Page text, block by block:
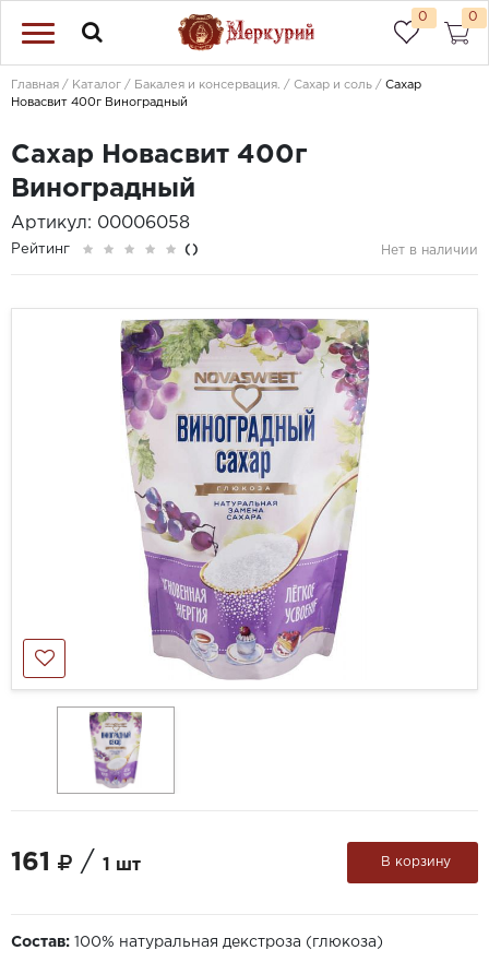
0 0
Главная Каталог Бакалея и консервация. Сахар и соль
Сахар
Новасвит 400г Виноградный
Сахар Новасвит 400г
Виноградный
Артикул: 00006058
Рейтинг () Нет в наличии
161 / 1 шт В корзину
Состав: 100% натуральная декстроза (глюкоза)